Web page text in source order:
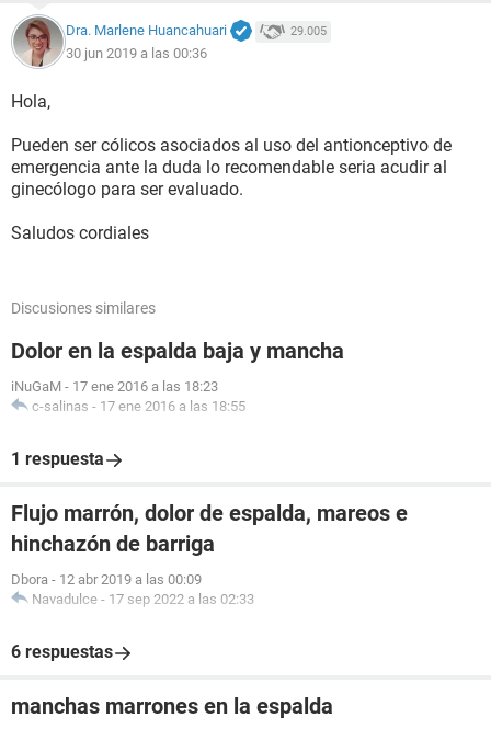
Dra. Marlene Huancahuari 29.005
30 jun 2019 a las 00:36
Hola,
Pueden ser cólicos asociados al uso del antionceptivo de
emergencia ante la duda lo recomendable seria acudir al
ginecólogo para ser evaluado.
Saludos cordiales
Discusiones similares
Dolor en la espalda baja y mancha
iNuGaM - 17 ene 2016 a las 18:23
c-salinas - 17 ene 2016 a las 18:55
1 respuesta
Flujo marrón, dolor de espalda, mareos e
hinchazón de barriga
Dbora - 12 abr 2019 a las 00:09
Navadulce - 17 sep 2022 a las 02:33
6 respuestas
manchas marrones en la espalda